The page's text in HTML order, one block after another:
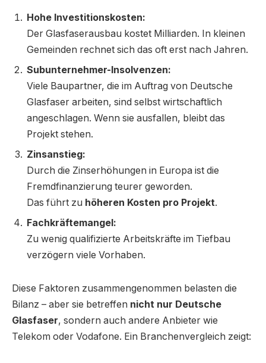
Hohe Investitionskosten:
Der Glasfaserausbau kostet Milliarden. In kleinen
Gemeinden rechnet sich das oft erst nach Jahren.
Subunternehmer-Insolvenzen:
Viele Baupartner, die im Auftrag von Deutsche
Glasfaser arbeiten, sind selbst wirtschaftlich
angeschlagen. Wenn sie ausfallen, bleibt das
Projekt stehen.
Zinsanstieg:
Durch die Zinserhöhungen in Europa ist die
Fremdfinanzierung teurer geworden.
Das führt zu höheren Kosten pro Projekt.
Fachkräftemangel:
Zu wenig qualifizierte Arbeitskräfte im Tiefbau
verzögern viele Vorhaben.
Diese Faktoren zusammengenommen belasten die
Bilanz – aber sie betreffen nicht nur Deutsche
Glasfaser, sondern auch andere Anbieter wie
Telekom oder Vodafone. Ein Branchenvergleich zeigt: